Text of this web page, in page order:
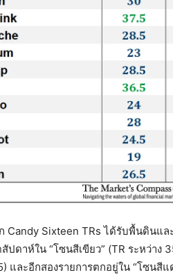
Candy Sixteen TRs ได้รับพื้นดินแล
ดาห์ใน “โซนสีเขียว” (TR ระหว่าง
และอีกสองรายการตกอยู่ใน “โซนสีแ